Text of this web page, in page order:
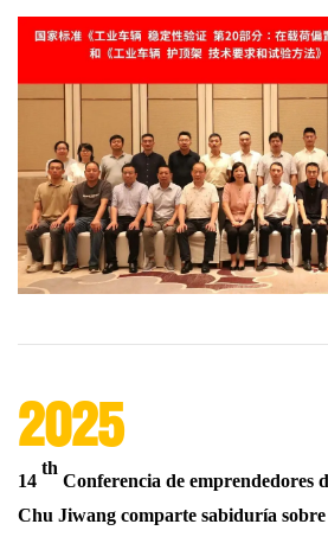
2025
14
th
Conferencia de emprendedores
Chu Jiwang comparte sabiduría